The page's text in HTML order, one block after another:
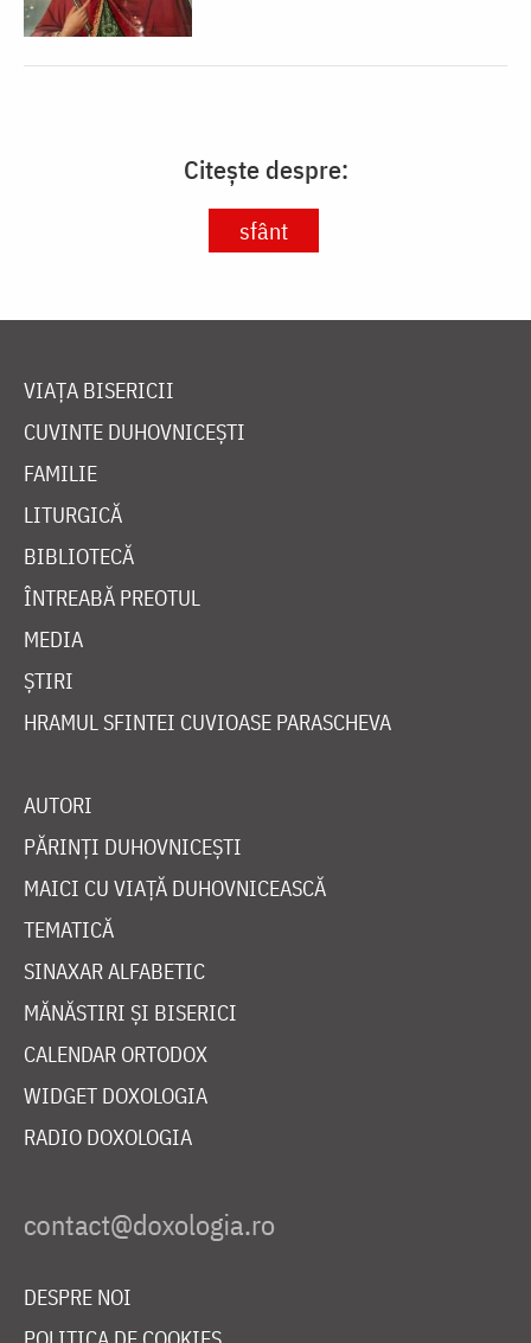
Citește despre:
sfânt
VIAȚA BISERICII
CUVINTE DUHOVNICEȘTI
FAMILIE
LITURGICĂ
BIBLIOTECĂ
ÎNTREABĂ PREOTUL
MEDIA
ȘTIRI
HRAMUL SFINTEI CUVIOASE PARASCHEVA
AUTORI
PĂRINȚI DUHOVNICEȘTI
MAICI CU VIAȚĂ DUHOVNICEASCĂ
TEMATICĂ
SINAXAR ALFABETIC
MĂNĂSTIRI ȘI BISERICI
CALENDAR ORTODOX
WIDGET DOXOLOGIA
RADIO DOXOLOGIA
DESPRE NOI